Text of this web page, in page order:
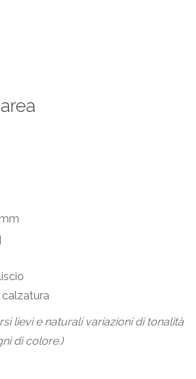
lievi e naturali variazioni di tonalità
di colore.)